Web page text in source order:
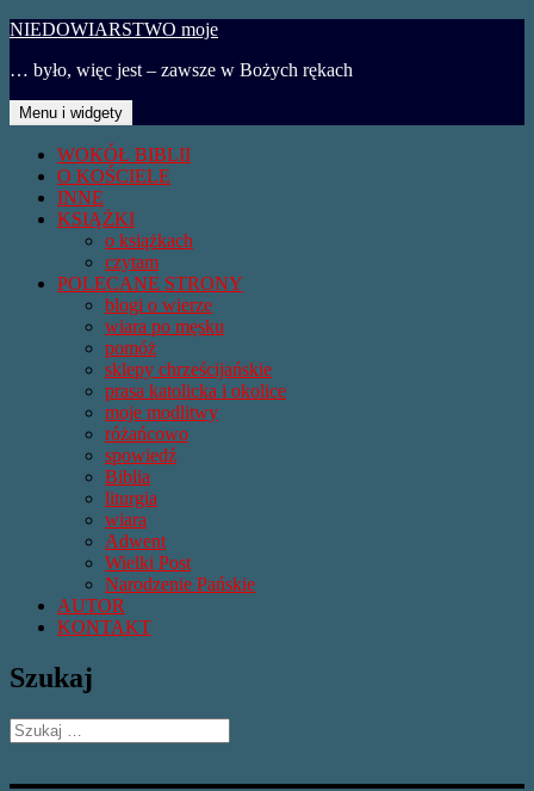
Przejdź
treści
NIEDOWIARSTWO moje
… było, więc jest – zawsze w Bożych rękach
Menu i widgety
WOKÓŁ BIBLII
O KOŚCIELE
INNE
KSIĄŻKI
o książkach
czytam
POLECANE STRONY
blogi o wierze
wiara po męsku
pomóż
sklepy chrześcijańskie
prasa katolicka i okolice
moje modlitwy
różańcowo
spowiedź
Biblia
liturgia
wiara
Adwent
Wielki Post
Narodzenie Pańskie
AUTOR
KONTAKT
Szukaj
Szukaj: